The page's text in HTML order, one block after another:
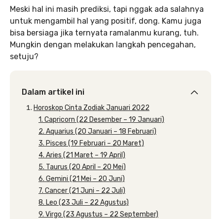
Meski hal ini masih prediksi, tapi nggak ada salahnya
untuk mengambil hal yang positif, dong. Kamu juga
bisa bersiaga jika ternyata ramalanmu kurang, tuh.
Mungkin dengan melakukan langkah pencegahan,
setuju?
Dalam artikel ini
Horoskop Cinta Zodiak Januari 2022
1. Capricorn (22 Desember – 19 Januari)
2. Aquarius (20 Januari – 18 Februari)
3. Pisces (19 Februari – 20 Maret)
4. Aries (21 Maret – 19 April)
5. Taurus (20 April – 20 Mei)
6. Gemini (21 Mei – 20 Juni)
7. Cancer (21 Juni – 22 Juli)
8. Leo (23 Juli – 22 Agustus)
9. Virgo (23 Agustus – 22 September)